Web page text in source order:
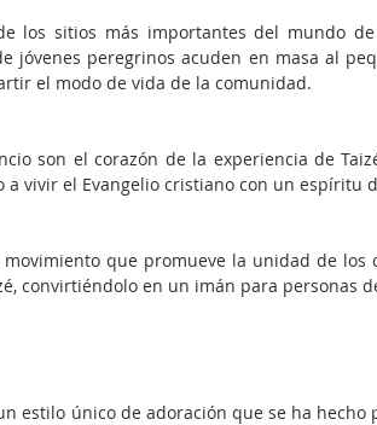
los sitios más importantes del mundo
jóvenes peregrinos acuden en masa al
el modo de vida de la comunidad.
son el corazón de la experiencia de
a vivir el Evangelio cristiano con un espíritu
movimiento que promueve la unidad de los
convirtiéndolo en un imán para personas
estilo único de adoración que se ha